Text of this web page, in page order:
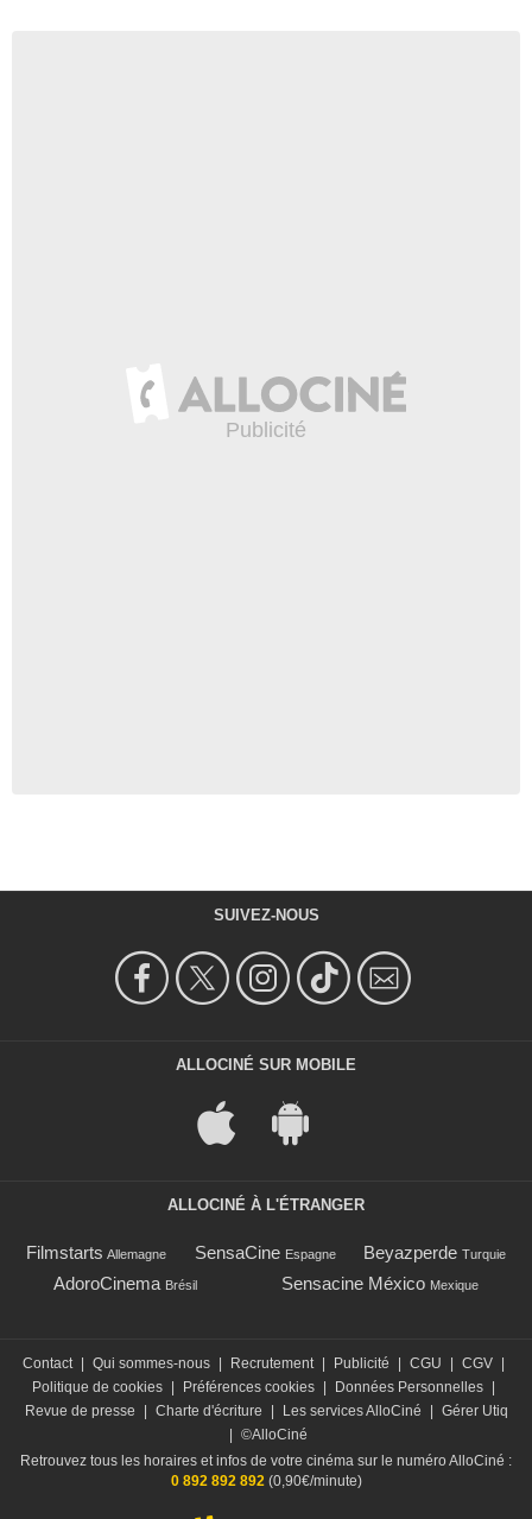
SUIVEZ-NOUS
ALLOCINÉ SUR MOBILE
ALLOCINÉ À L'ÉTRANGER
Filmstarts Allemagne SensaCine Espagne Beyazperde Turquie
AdoroCinema Brésil Sensacine México Mexique
Contact | Qui sommes-nous | Recrutement | Publicité | CGU | CGV |
Politique de cookies | Préférences cookies | Données Personnelles |
Revue de presse
| Charte d'écriture | Les services AlloCiné | Gérer Utiq
| ©AlloCiné
Retrouvez tous les horaires et infos de votre cinéma sur le numéro AlloCiné :
0 892 892 892(0,90€/minute)